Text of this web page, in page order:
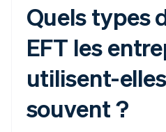
Quels types
EFT les
utilisent-
souvent ?